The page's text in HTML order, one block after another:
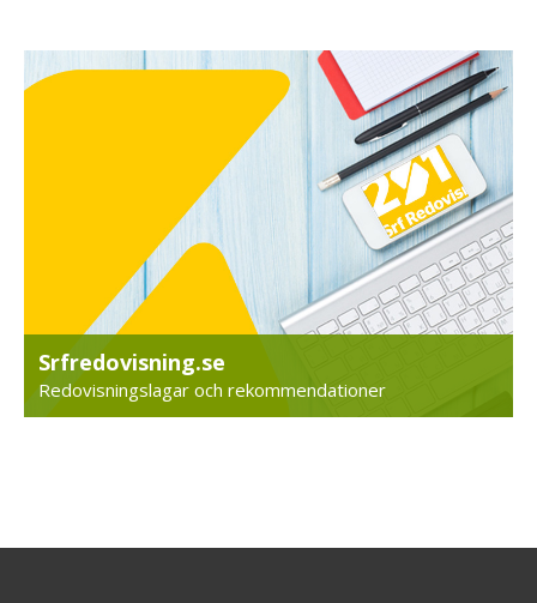
Srfredovisning.se
Redovisningslagar och rekommendationer